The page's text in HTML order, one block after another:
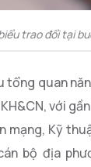
trao đổi tại
tổng quan
với
mạng, Kỹ
bộ địa